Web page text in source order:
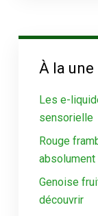
À la une
Les e-
sensorielle
Rouge
absolument
Genoise
découvrir